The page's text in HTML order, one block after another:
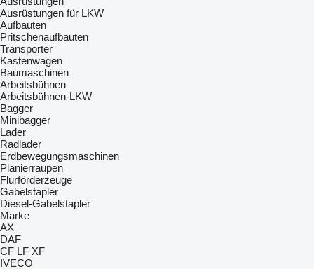
Ausrüstungen für LKW
Aufbauten
Pritschenaufbauten
Transporter
Kastenwagen
Baumaschinen
Arbeitsbühnen
Arbeitsbühnen-LKW
Bagger
Minibagger
Lader
Radlader
Erdbewegungsmaschinen
Planierraupen
Flurförderzeuge
Gabelstapler
Diesel-Gabelstapler
Marke
AX
DAF
CF LF XF
IVECO